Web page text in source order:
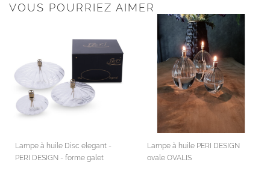
VOUS POURRIEZ AIMER
Lampe à huile Disc elegant -
PERI DESIGN - forme galet
Lampe à huile PERI DESIGN
ovale OVALIS